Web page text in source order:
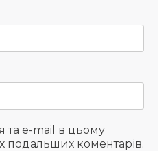
та e-mail в цьому
подальших коментарів.